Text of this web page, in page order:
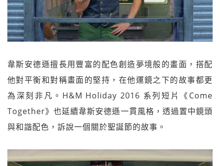
韋斯安德遜擅長用豐富的配色創造夢境般的畫面，搭配
他對平衡和對稱畫面的堅持，在他運鏡之下的故事都更
為深刻非凡。H&M Holiday 2016 系列短片《Come
Together》也延續韋斯安德遜一貫風格，透過置中鏡頭
與和諧配色，訴說一個關於聖誕節的故事。